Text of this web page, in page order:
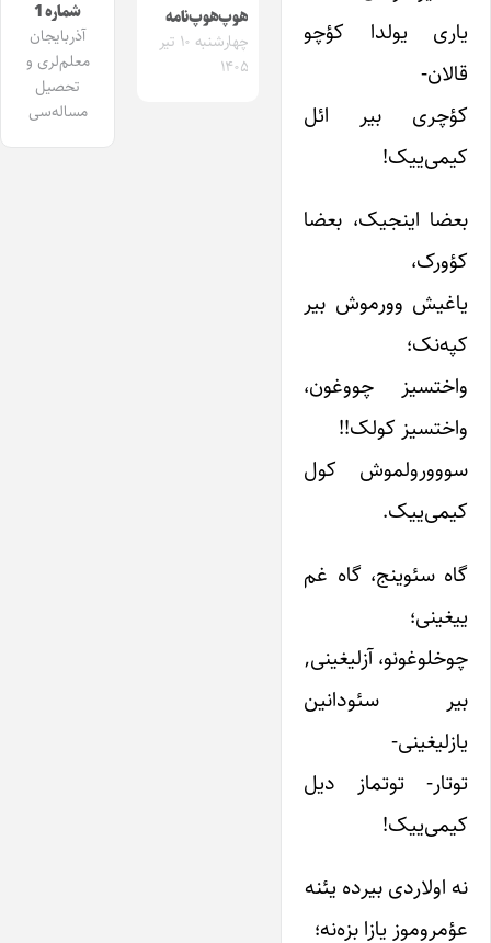
یاری یولدا کؤچو
قالان-
کؤچری بیر ائل
کیمی‌ییک!
بعضا اینجیک، بعضا
کؤورک،
یاغیش وورموش بیر
کپه‌نک؛
واختسیز چووغون،
واختسیز کولک!!
سووورولموش کول
کیمی‌ییک.
گاه سئوینج، گاه غم
ییغینی؛
چوخلوغونو، آزلیغینی,
بیر سئودانین
یازلیغینی-
توتار- توتماز دیل
کیمی‌ییک!
نه اولاردی بیرده یئنه
عؤمروموز یازا بزه‌نه؛
هوپ‌هوپ‌نامه
چهارشنبه ۱۰ تیر
۱۴۰۵
شماره 1
آذربایجان
معلم‌لری و
تحصیل
مساله‌سی